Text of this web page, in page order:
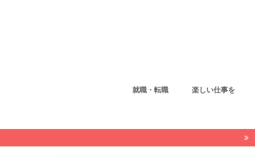
就職・転職 楽しい仕事を